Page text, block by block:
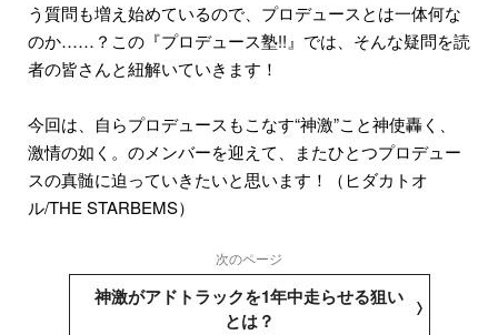
う質問も増え始めているので、プロデュースとは一体何な
のか……？この『プロデュース塾!!』では、そんな疑問を読
者の皆さんと紐解いていきます！
今回は、自らプロデュースもこなす“神激”こと神使轟く、
激情の如く。のメンバーを迎えて、またひとつプロデュー
スの真髄に迫っていきたいと思います！（ヒダカトオ
ル/THE STARBEMS）
次のページ
神激がアドトラックを1年中走らせる狙い
とは？